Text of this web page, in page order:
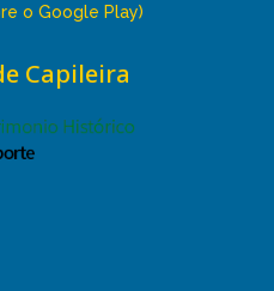
o Google Play)
Capileira